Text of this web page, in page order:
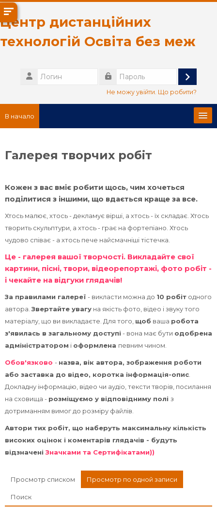
Перейти к основному содержанию
Центр дистанційних
технологій Освіта без меж
Логин
Вход
Не можу увійти. Що робити?
В начало
Русский ‎(ru)‎
курса
Галерея творчих робіт
Кожен з вас вміє робити щось, чим хочеться
поділитися з іншими, що вдається краще за все.
Хтось малює, хтось - декламує вірші, а хтось - їх складає. Хтось
творить скульптури, а хтось - грає на фортепіано. Хтось
чудово співає - а хтось пече найсмачніші тістечка.
Це - галерея вашої творчості. Викладайте свої
картини, пісні, твори, відеорепортажі, фото робіт -
і чекайте на відгуки глядачів!
За правилами галереї - викласти можна до 10 робіт одного
автора. Звертайте увагу на якість фото, відео і звуку того
матеріалу, що ви викладаєте. Для того, щоб ваша робота
з'явилась в загальному доступі - вона має бути одобрена
адміністратором і оформлена певним чином.
Обов'язково - назва, вік автора, зображення роботи
або заставка до відео, коротка інформація-опис
Докладну інформацію, відео чи аудіо, тексти творів, посилання
на сховища - розміщуємо у відповідниму полі з
дотриманням вимог до розміру файлів.
Автори тих робіт, що наберуть максимальну кількість
високих оцінок і коментарів глядачів - будуть
відзначеніЗначками та Сертифікатами))
Просмотр списком Просмотр по одной записи
Поиск